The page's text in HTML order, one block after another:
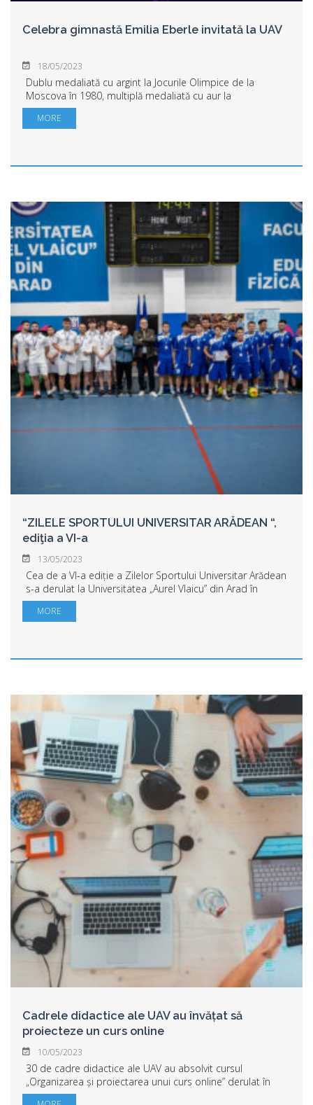
Celebra gimnastă Emilia Eberle invitată la UAV
18/05/2023
Dublu medaliată cu argint la Jocurile Olimpice de la
Moscova în 1980, multiplă medaliată cu aur la
Campionatele Mondiale, Europene de gimnastică artistică
Emilia Eberle va fi la Arad, la invitația Fac...
MORE
“ZILELE SPORTULUI UNIVERSITAR ARĂDEAN “,
ediţia a VI-a
13/05/2023
Cea de a VI-a ediție a Zilelor Sportului Universitar Arădean
s-a derulat la Universitatea „Aurel Vlaicu” din Arad în
perioada 12-13 mai 2023, cu sprijinul financiar al
Ministerului Educației. Au part...
MORE
Cadrele didactice ale UAV au învățat să
proiecteze un curs online
10/05/2023
30 de cadre didactice ale UAV au absolvit cursul
„Organizarea și proiectarea unui curs online” derulat în
cadrul proiectului „Învaţă să fii Antreprenor pentru Viitor!